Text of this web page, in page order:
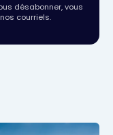
désabonner, vous
courriels.